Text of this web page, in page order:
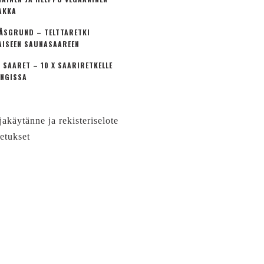
– TELTTARETKI
SAUNASAAREEN
SAARET – 10 X SAARIRETKELLE
ja rekisteriselote